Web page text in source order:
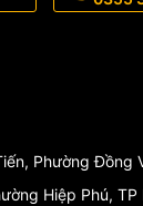
Phường Đồng
Hiệp Phú, TP